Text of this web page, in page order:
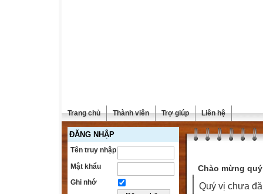
Trang chủ Thành viên Trợ giúp Liên hệ
ĐĂNG NHẬP
Tên truy nhập
Mật khẩu
Ghi nhớ
Chào mừng
Quý vị chưa